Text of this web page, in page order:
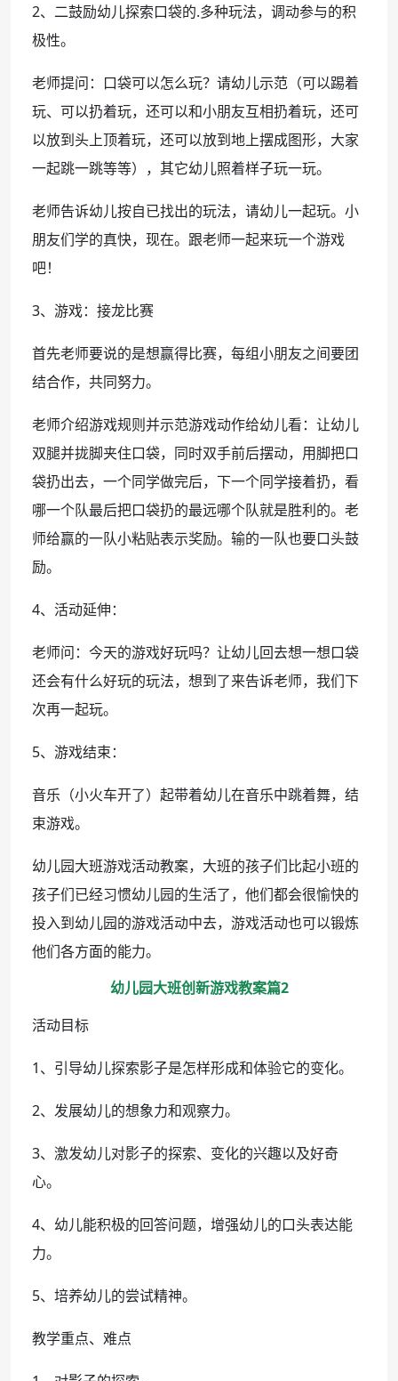
2、二鼓励幼儿探索口袋的.多种玩法，调动参与的积
极性。
老师提问：口袋可以怎么玩？请幼儿示范（可以踢着
玩、可以扔着玩，还可以和小朋友互相扔着玩，还可
以放到头上顶着玩，还可以放到地上摆成图形，大家
一起跳一跳等等），其它幼儿照着样子玩一玩。
老师告诉幼儿按自已找出的玩法，请幼儿一起玩。小
朋友们学的真快，现在。跟老师一起来玩一个游戏
吧！
3、游戏：接龙比赛
首先老师要说的是想赢得比赛，每组小朋友之间要团
结合作，共同努力。
老师介绍游戏规则并示范游戏动作给幼儿看：让幼儿
双腿并拢脚夹住口袋，同时双手前后摆动，用脚把口
袋扔出去，一个同学做完后，下一个同学接着扔，看
哪一个队最后把口袋扔的最远哪个队就是胜利的。老
师给赢的一队小粘贴表示奖励。输的一队也要口头鼓
励。
4、活动延伸：
老师问：今天的游戏好玩吗？让幼儿回去想一想口袋
还会有什么好玩的玩法，想到了来告诉老师，我们下
次再一起玩。
5、游戏结束：
音乐（小火车开了）起带着幼儿在音乐中跳着舞，结
束游戏。
幼儿园大班游戏活动教案，大班的孩子们比起小班的
孩子们已经习惯幼儿园的生活了，他们都会很愉快的
投入到幼儿园的游戏活动中去，游戏活动也可以锻炼
他们各方面的能力。
幼儿园大班创新游戏教案篇2
活动目标
1、引导幼儿探索影子是怎样形成和体验它的变化。
2、发展幼儿的想象力和观察力。
3、激发幼儿对影子的探索、变化的兴趣以及好奇
心。
4、幼儿能积极的回答问题，增强幼儿的口头表达能
力。
5、培养幼儿的尝试精神。
教学重点、难点